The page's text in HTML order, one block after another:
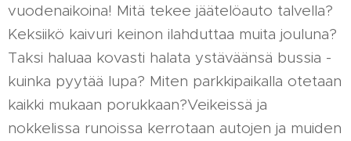
vuodenaikoina! Mitä tekee jäätelöauto talvella?
Keksiikö kaivuri keinon ilahduttaa muita jouluna?
Taksi haluaa kovasti halata ystäväänsä bussia -
kuinka pyytää lupa? Miten parkkipaikalla otetaan
kaikki mukaan porukkaan?Veikeissä ja
nokkelissa runoissa kerrotaan autojen ja muiden